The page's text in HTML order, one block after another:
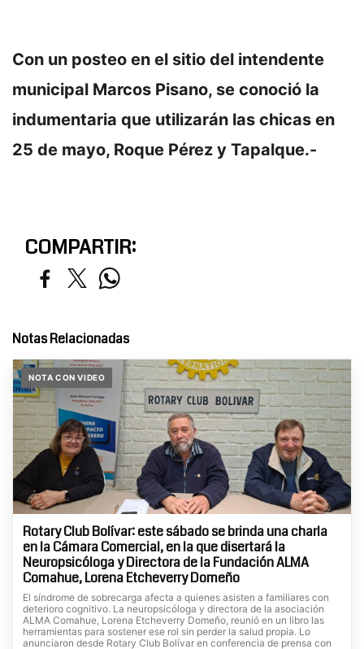
Con un posteo en el sitio del intendente
municipal Marcos Pisano, se conoció la
indumentaria que utilizarán las chicas en
25 de mayo, Roque Pérez y Tapalque.-
COMPARTIR:
Notas Relacionadas
NOTA CON VIDEO
Rotary Club Bolívar: este sábado se brinda una charla
en la Cámara Comercial, en la que disertará la
Neuropsicóloga y Directora de la Fundación ALMA
Comahue, Lorena Etcheverry Domeño
El síndrome de sobrecarga afecta a quienes asisten a familiares con
deterioro cognitivo. La neuropsicóloga y directora de la asociación
ALMA Comahue, Lorena Etcheverry Domeño, reunió en un libro las
herramientas para sostener ese rol sin perder la salud propia. Lo
anunciaron desde Rotary Club Bolívar en conferencia de prensa con